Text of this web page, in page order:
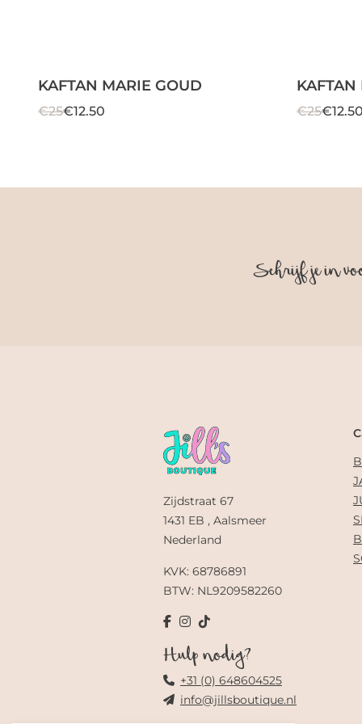
KAFTAN MARIE GOUD
€25€12.50 €25
Schrijf je in
Zijdstraat 67
1431 EB , Aalsmeer
Nederland
KVK: 68786891
BTW: NL9209582260
Hulp nodig?
+31 (0) 648604525
info@jillsboutique.nl